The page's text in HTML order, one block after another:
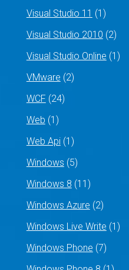
Visual Studio 11 (1)
Visual Studio 2010 (2)
Visual Studio Online (1)
VMware (2)
WCF (24)
Web (1)
Web Api(1)
Windows (5)
Windows 8 (11)
Windows Azure (2)
Windows Live Write (1)
Windows Phone (7)